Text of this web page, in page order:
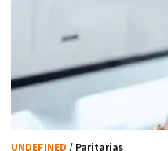
UNDEFINED / Paritarias